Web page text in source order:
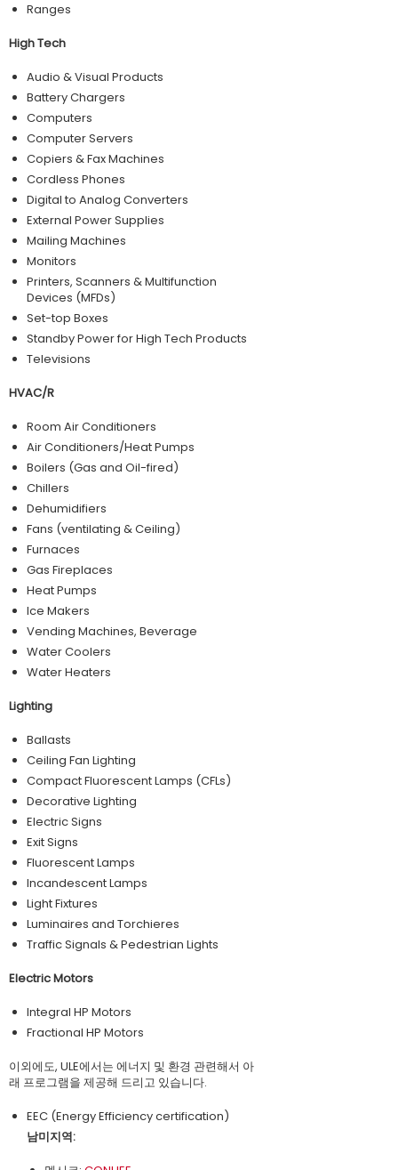
Ranges
High Tech
Audio & Visual Products
Battery Chargers
Computers
Computer Servers
Copiers & Fax Machines
Cordless Phones
Digital to Analog Converters
External Power Supplies
Mailing Machines
Monitors
Printers, Scanners & Multifunction
Devices (MFDs)
Set-top Boxes
Standby Power for High Tech Products
Televisions
HVAC/R
Room Air Conditioners
Air Conditioners/Heat Pumps
Boilers (Gas and Oil-fired)
Chillers
Dehumidifiers
Fans (ventilating & Ceiling)
Furnaces
Gas Fireplaces
Heat Pumps
Ice Makers
Vending Machines, Beverage
Water Coolers
Water Heaters
Lighting
Ballasts
Ceiling Fan Lighting
Compact Fluorescent Lamps (CFLs)
Decorative Lighting
Electric Signs
Exit Signs
Fluorescent Lamps
Incandescent Lamps
Light Fixtures
Luminaires and Torchieres
Traffic Signals & Pedestrian Lights
Electric Motors
Integral HP Motors
Fractional HP Motors
이외에도, ULE에서는 에너지 및 환경 관련해서 아
래 프로그램을 제공해 드리고 있습니다.
EEC (Energy Efficiency certification)
남미지역: